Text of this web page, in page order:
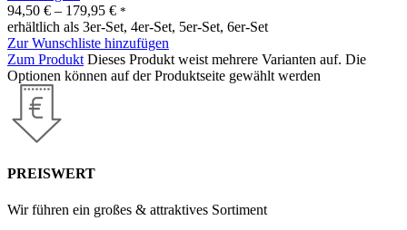
94,50 € – 179,95 € *
erhältlich als 3er-Set, 4er-Set, 5er-Set, 6er-Set
Zur Wunschliste hinzufügen
Zum Produkt Dieses Produkt weist mehrere Varianten auf. Die
Optionen können auf der Produktseite gewählt werden
PREISWERT
Wir führen ein großes & attraktives Sortiment